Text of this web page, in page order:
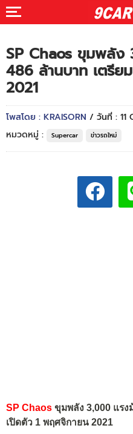
SP Chaos ขุมพลัง
486 ล้านบาท เตรีย
2021
โพสโดย : KRAISORN / วันที่ : 11
หมวดหมู่ :
Supercar ข่าวรถใหม่
SP Chaos ขุมพลัง 3,000 แรง
เปิดตัว 1 พฤศจิกายน 2021